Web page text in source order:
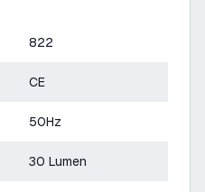
822
CE
50Hz
30 Lumen